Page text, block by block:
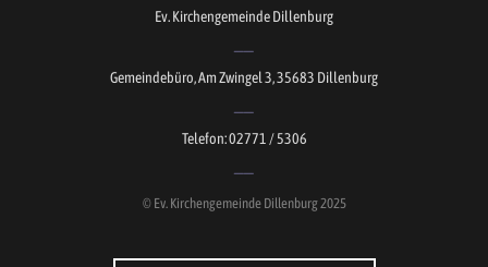
Ev. Kirchengemeinde Dillenburg
Gemeindebüro, Am Zwingel 3, 35683 Dillenburg
Telefon: 02771 / 5306
© Ev. Kirchengemeinde Dillenburg 2025